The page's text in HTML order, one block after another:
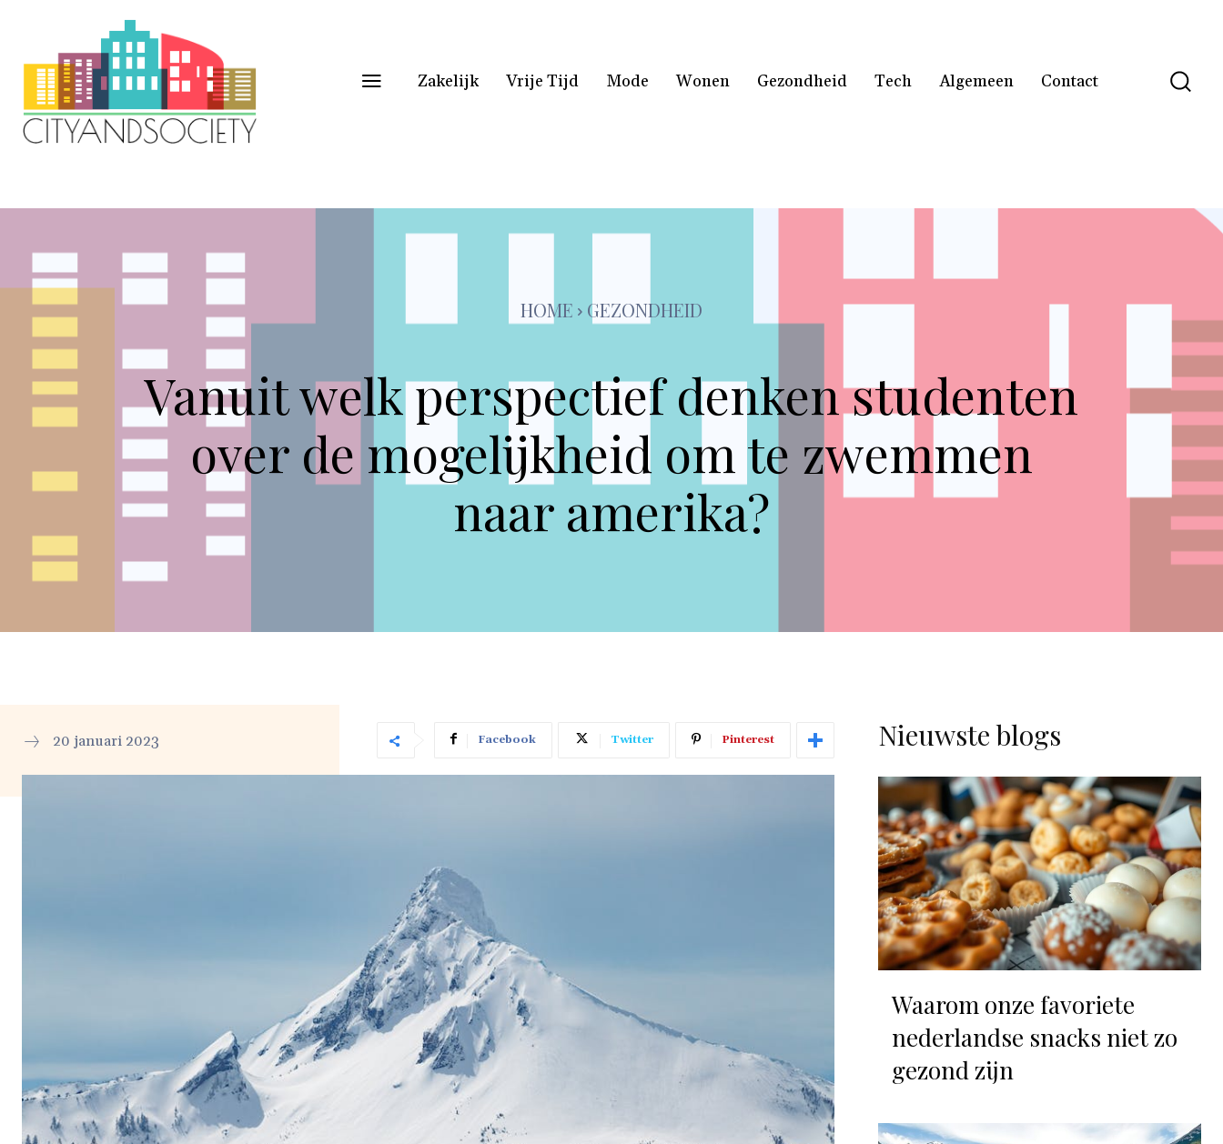
Zakelijk Vrije Tijd Mode Wonen Gezondheid Tech Algemeen Contact
HOME GEZONDHEID
Vanuit welk perspectief denken studenten
over de mogelijkheid om te zwemmen
naar amerika?
20 januari 2023 Facebook Twitter Pinterest Nieuwste blogs
Waarom onze favoriete
nederlandse snacks niet zo
gezond zijn